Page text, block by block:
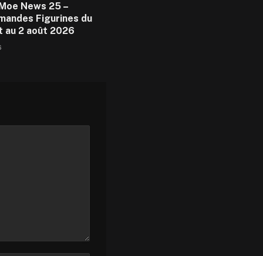
News 25 –
Figurines du
au 2 août 2026